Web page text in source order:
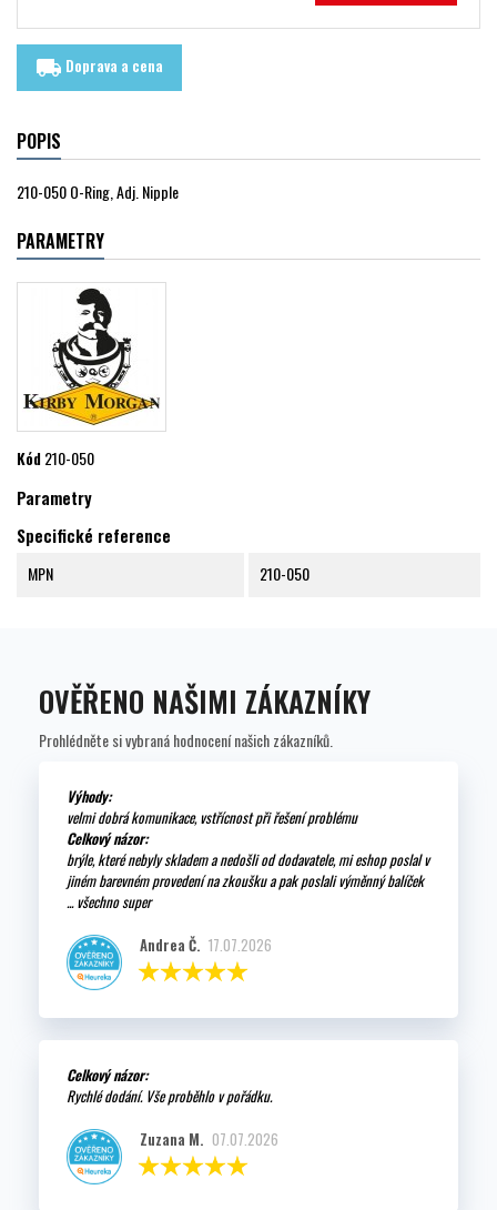
local_shipping Doprava a cena
POPIS
210-050 O-Ring, Adj. Nipple
PARAMETRY
Kód210-050
Parametry
Specifické reference
MPN 210-050
OVĚŘENO NAŠIMI ZÁKAZNÍKY
Prohlédněte si vybraná hodnocení našich zákazníků.
Výhody:
velmi dobrá komunikace, vstřícnost při řešení problému
Celkový názor:
brýle, které nebyly skladem a nedošli od dodavatele, mi eshop poslal v
jiném barevném provedení na zkoušku a pak poslali výměnný balíček
... všechno super
Andrea Č. 17.07.2026
Celkový názor:
Rychlé dodání. Vše proběhlo v pořádku.
Zuzana M. 07.07.2026